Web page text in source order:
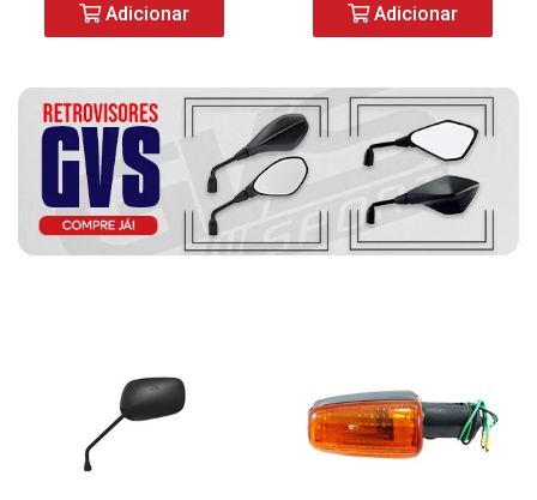
Adicionar Adicionar